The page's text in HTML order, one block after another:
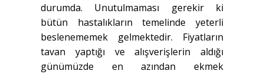
durumda. Unutulmaması gerekir ki
bütün hastalıkların temelinde yeterli
beslenememek gelmektedir. Fiyatların
tavan yaptığı ve alışverişlerin aldığı
günümüzde en azından ekmek